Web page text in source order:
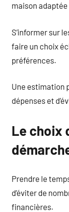
maison adaptée
S’informer sur
faire un choix
préférences.
Une estimation
dépenses et
Le choix
Prendre le
d’éviter de
financières.